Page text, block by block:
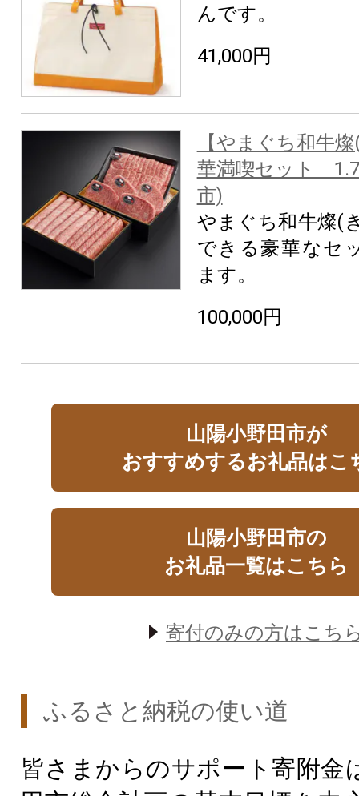
んです。
41,000円
【やまぐち和牛
華満喫セット
市)
やまぐち和牛燦(
できる豪華なセ
ます。
100,000円
山陽小野田市が
おすすめするお礼品はこ
山陽小野田市の
お礼品一覧はこちら
寄付のみの方はこち
ふるさと納税の使い道
皆さまからのサポート寄附金